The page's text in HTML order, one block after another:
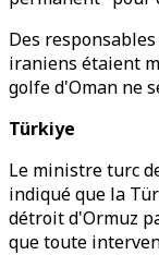
Des
iraniens étaient
golfe d'Oman ne
Türkiye
Le ministre turc
indiqué que la
détroit d'Ormuz
que toute